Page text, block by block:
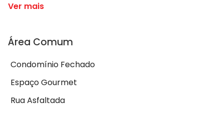
Ver mais
Área Comum
Condomínio Fechado
Espaço Gourmet
Rua Asfaltada